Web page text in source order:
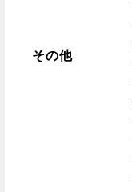
その他